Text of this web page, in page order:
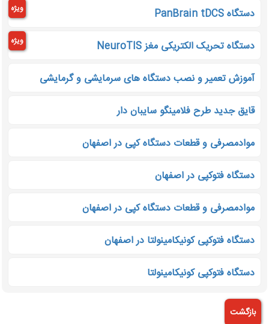
دستگاه PanBrain tDCS ویژه
دستگاه تحریک الکتریکی مغز NeuroTIS ویژه
آموزش تعمیر و نصب دستگاه های سرمایشی و گرمایشی
قایق جدید طرح فلامینگو سایبان دار
موادمصرفی و قطعات دستگاه کپی در اصفهان
دستگاه فتوکپی در اصفهان
موادمصرفی و قطعات دستگاه کپی در اصفهان
دستگاه فتوکپی کونیکامینولتا در اصفهان
دستگاه فتوکپی کونیکامینولتا